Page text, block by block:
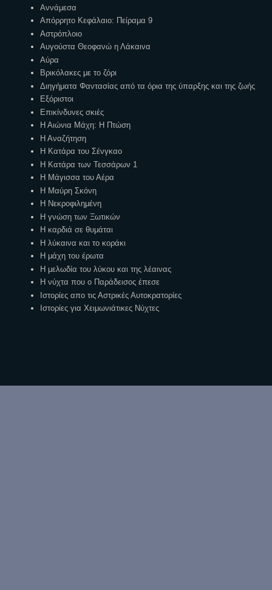
Αννάμεσα
Απόρρητο Κεφάλαιο: Πείραμα 9
Αστρόπλοιο
Αυγούστα Θεοφανώ η Λάκαινα
Αύρα
Βρικόλακες με το ζόρι
Διηγήματα Φαντασίας από τα όρια της ύπαρξης και της ζωής
Εξόριστοι
Επικίνδυνες σκιές
Η Αιώνια Μάχη: Η Πτώση
Η Αναζήτηση
Η Κατάρα του Σένγκαο
Η Κατάρα των Τεσσάρων 1
Η Μάγισσα του Αέρα
Η Μαύρη Σκόνη
Η Νεκροφιλημένη
Η γνώση των Ξωτικών
Η καρδιά σε θυμάται
Η λύκαινα και το κοράκι
Η μάχη του έρωτα
Η μελωδία του λύκου και της λέαινας
Η νύχτα που ο Παράδεισος έπεσε
Ιστορίες απο τις Αστρικές Αυτοκρατορίες
Ιστορίες για Χειμωνιάτικες Νύχτες